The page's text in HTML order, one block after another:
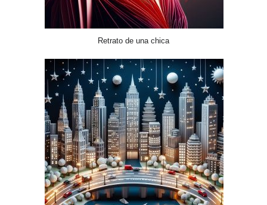
Retrato de una chica